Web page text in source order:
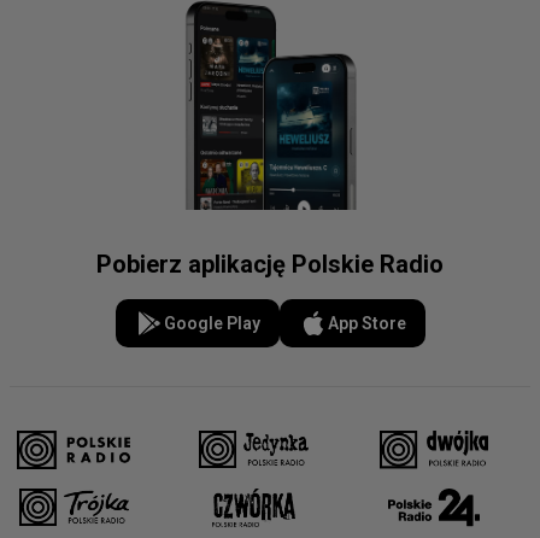
Pobierz aplikację Polskie Radio
Google Play App Store